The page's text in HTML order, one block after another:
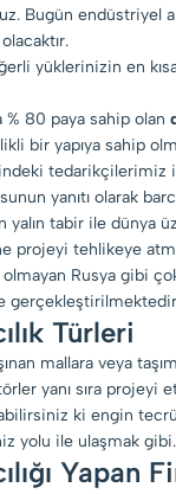
Bugün endüstriyel
yüklerinizin en
% 80 paya sahip olan
bir yapıya sahip
tedarikçilerimiz
yanıtı olarak
en yalın tabir ile
projeyi tehlikeye
olmayan Rusya gibi
Türleri
mallara veya
yanı sıra projeyi
ki engin
yolu ile ulaşmak gibi.
Yapan